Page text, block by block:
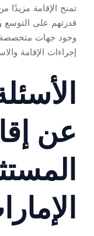
تمنح الإقامة مزيدًا
قدرتهم على التوسع
وجود جهات متخصصة
إجراءات الإقامة
عن